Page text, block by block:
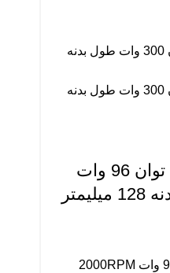
موتور DC 24 ولت توان 96 وات
موتور DC 24 ولت توان 96 وات 2000RPM